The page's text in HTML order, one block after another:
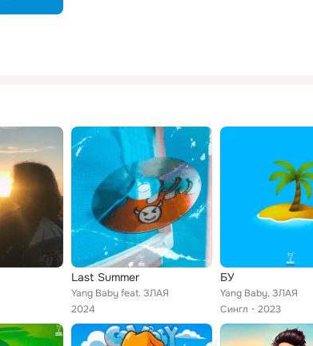
Last Summer
Yang Baby feat. ЗЛАЯ
2024
БУ
Yang Baby, ЗЛАЯ
Сингл
2023